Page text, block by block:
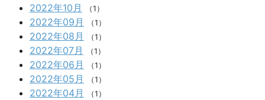
2022年10月 （1）
2022年09月 （1）
2022年08月 （1）
2022年07月 （1）
2022年06月 （1）
2022年05月 （1）
2022年04月 （1）